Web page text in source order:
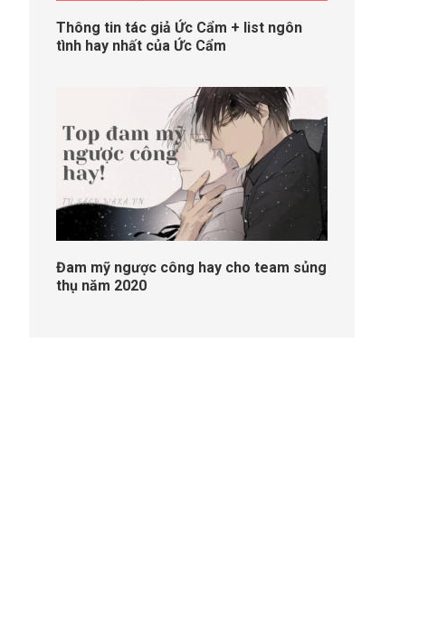
Thông tin tác giả Ức Cẩm + list ngôn
tình hay nhất của Ức Cẩm
Đam mỹ ngược công hay cho team sủng
thụ năm 2020